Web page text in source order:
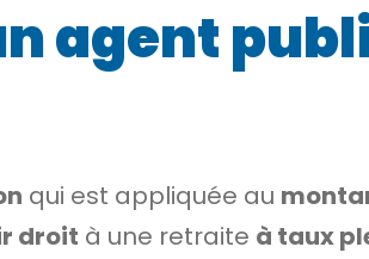
agent
qui est appliquée au
droit à une retraite à taux